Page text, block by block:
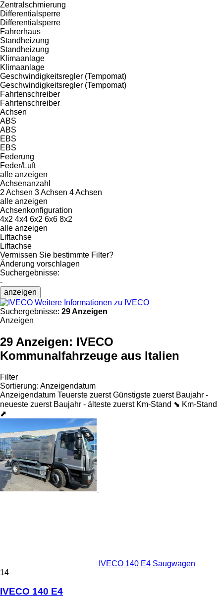
Zentralschmierung
Differentialsperre
Differentialsperre
Fahrerhaus
Standheizung
Standheizung
Klimaanlage
Klimaanlage
Geschwindigkeitsregler (Tempomat)
Geschwindigkeitsregler (Tempomat)
Fahrtenschreiber
Fahrtenschreiber
Achsen
ABS
ABS
EBS
EBS
Federung
Feder/Luft
alle anzeigen
Achsenanzahl
2 Achsen 3 Achsen 4 Achsen
alle anzeigen
Achsenkonfiguration
4x2 4x4 6x2 6x6 8x2
alle anzeigen
Liftachse
Liftachse
Vermissen Sie bestimmte Filter?
Änderung vorschlagen
Suchergebnisse:
-
anzeigen
Weitere Informationen zu IVECO
Suchergebnisse: 29 Anzeigen
Anzeigen
29 Anzeigen: IVECO
Kommunalfahrzeuge aus Italien
Filter
Sortierung: Anzeigendatum
Anzeigendatum Teuerste zuerst Günstigste zuerst Baujahr -
neueste zuerst Baujahr - älteste zuerst Km-Stand ⬊ Km-Stand
⬈
IVECO 140 E4 Saugwagen
14
IVECO 140 E4